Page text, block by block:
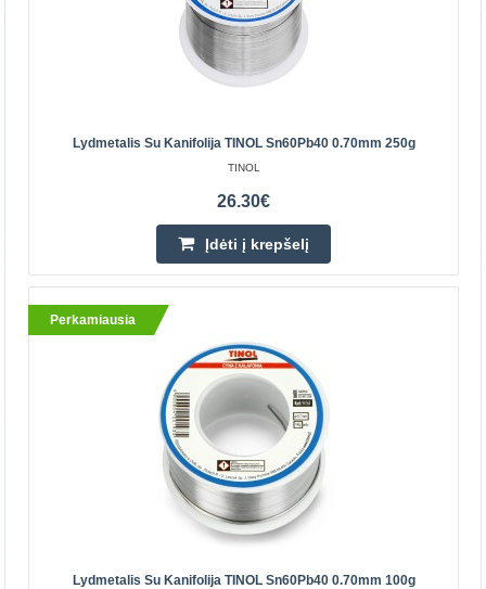
250g
Lydmetalis skirtas naudoti prietaisu taisymui, elektronikos
Lydmetalis pagamintas iš 60% alavo ir 40% š..
26.30€
Prekių Pristatymas 4-6 D.d.
Įdėti į krepšelį
Pridėti prie pageidavimų sąrašo
Lydmetalis Su Kanifolija TINOL Sn60Pb40 0.70mm 250g
TINOL
26.30€
Įdėti į krepšelį
Perkamiausia
Lydmetalis Su Kanifolija TINOL Sn60Pb40 0.70mm 100g